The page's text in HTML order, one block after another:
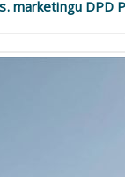
marketingu DPD